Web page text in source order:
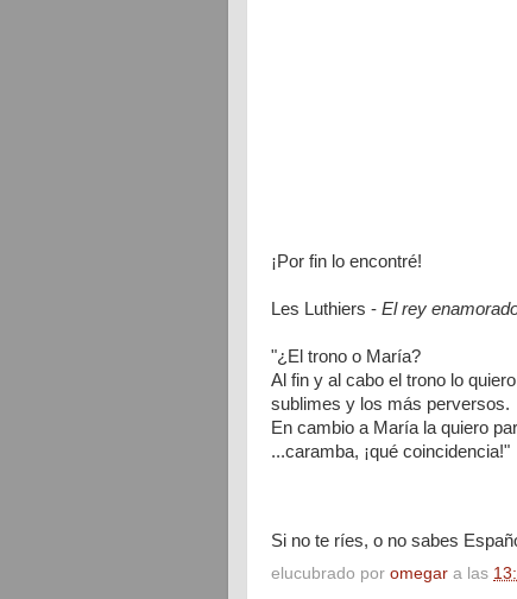
¡Por fin lo encontré!
Les Luthiers - El rey
"¿El trono o María?
Al fin y al cabo el trono lo
sublimes y los más perversos.
En cambio a María la quiero
...caramba, ¡qué coincidencia!"
Si no te ríes, o no sabes
elucubrado por omegar a las